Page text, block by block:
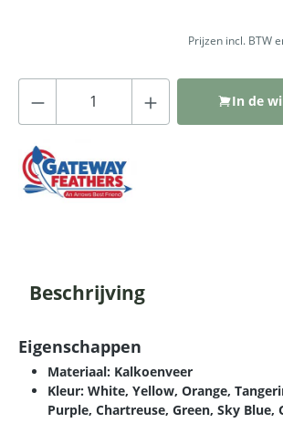
Prijzen incl. BTW
In de
Beschrijving
Eigenschappen
Materiaal: Kalkoenveer
Kleur: White, Yellow, Orange,
Purple, Chartreuse, Green, Sky Blue,